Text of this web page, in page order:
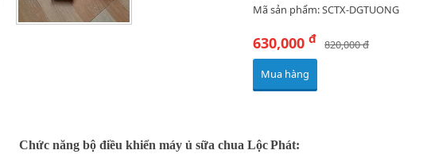
Mã sản phẩm: SCTX-DGTUONG
630,000đ 820,000 đ
Mua hàng
Chức năng bộ điều khiển máy ủ sữa chua LộcPhát: